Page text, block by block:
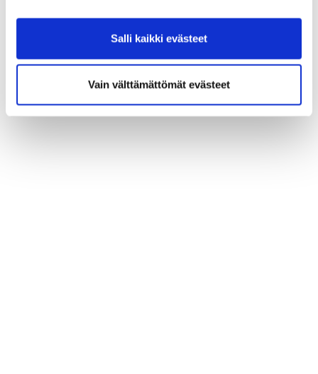
Salli kaikki evästeet
Vain välttämättömät evästeet